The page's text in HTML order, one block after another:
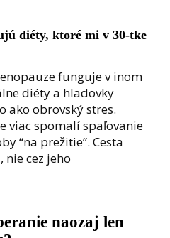
diéty, ktoré mi v 30-tke
funguje v inom
diéty a hladovky
ako obrovský stres.
viac spomalí spaľovanie
“na prežitie”. Cesta
nie cez jeho
naozaj len